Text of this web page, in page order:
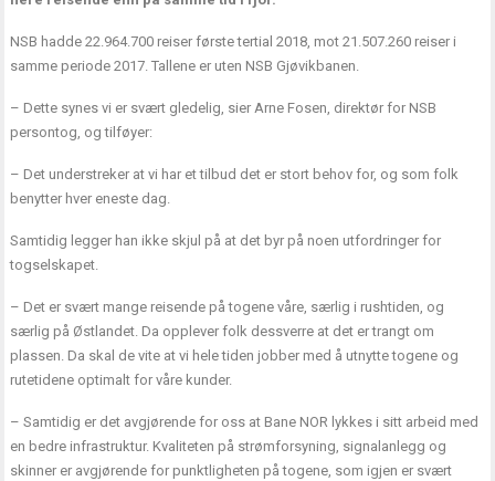
NSB hadde 22.964.700 reiser første tertial 2018, mot 21.507.260 reiser i
samme periode 2017. Tallene er uten NSB Gjøvikbanen.
– Dette synes vi er svært gledelig, sier Arne Fosen, direktør for NSB
persontog, og tilføyer:
– Det understreker at vi har et tilbud det er stort behov for, og som folk
benytter hver eneste dag.
Samtidig legger han ikke skjul på at det byr på noen utfordringer for
togselskapet.
– Det er svært mange reisende på togene våre, særlig i rushtiden, og
særlig på Østlandet. Da opplever folk dessverre at det er trangt om
plassen. Da skal de vite at vi hele tiden jobber med å utnytte togene og
rutetidene optimalt for våre kunder.
– Samtidig er det avgjørende for oss at Bane NOR lykkes i sitt arbeid med
en bedre infrastruktur. Kvaliteten på strømforsyning, signalanlegg og
skinner er avgjørende for punktligheten på togene, som igjen er svært